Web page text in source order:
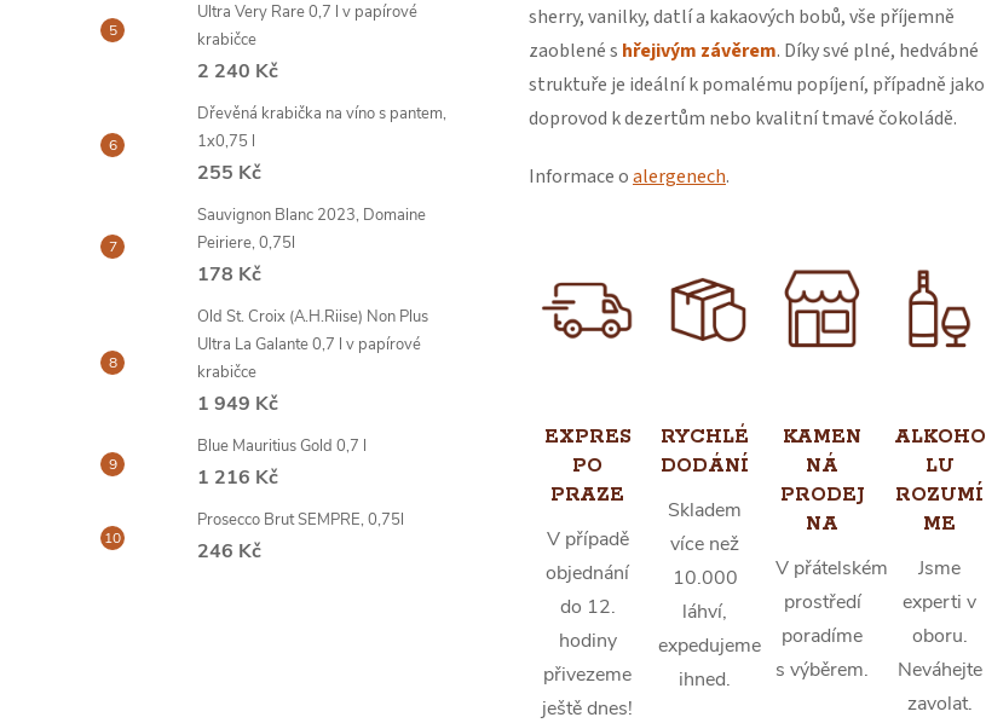
Ultra Very Rare 0,7 l v papírové
krabičce
2 240 Kč
Dřevěná krabička na víno s pantem,
1x0,75 l
255 Kč
Sauvignon Blanc 2023, Domaine
Peiriere, 0,75l
178 Kč
Old St. Croix (A.H.Riise) Non Plus
Ultra La Galante 0,7 l v papírové
krabičce
1 949 Kč
Blue Mauritius Gold 0,7 l
1 216 Kč
Prosecco Brut SEMPRE, 0,75l
246 Kč
sherry, vanilky, datlí a kakaových bobů, vše příjemně
zaoblené s hřejivým závěrem. Díky své plné, hedvábné
struktuře je ideální k pomalému popíjení, případně jako
doprovod k dezertům nebo kvalitní tmavé čokoládě.
Informace oalergenech.
EXPRES
PO
PRAZE
V případě
objednání
do 12.
hodiny
přivezeme
ještě dnes!
RYCHLÉ
DODÁNÍ
Skladem
více než
10.000
láhví,
expedujeme
ihned.
KAMEN
NÁ
PRODEJ
NA
V přátelském
prostředí
poradíme
s výběrem.
ALKOHO
LU
ROZUMÍ
ME
Jsme
experti v
oboru.
Neváhejte
zavolat.